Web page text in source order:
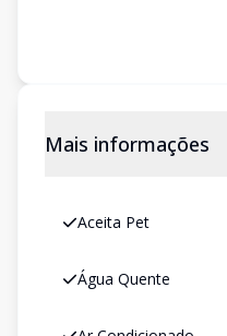
Mais informações
Aceita Pet
Água Quente